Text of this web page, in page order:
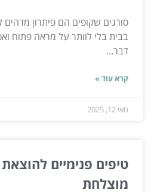
סורגים שקופים הם פיתרון
בבית בלי לוותר על מראה פתוח
דבר...
קרא עוד »
מאי 12, 2025
טיפים פנימיים
מוצלחת